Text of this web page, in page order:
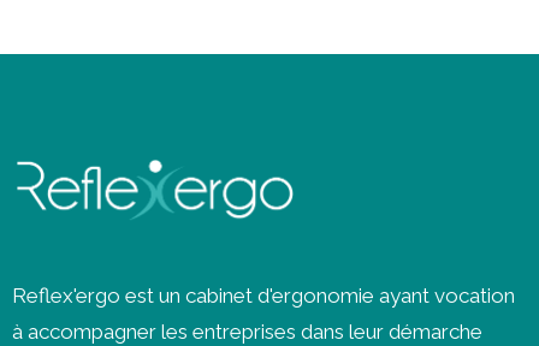
Reflex'ergo est un cabinet d'ergonomie ayant vocation
à accompagner les entreprises dans leur démarche